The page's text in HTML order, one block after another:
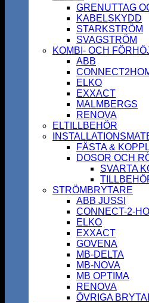
GRENUTTAG
KABELSKYDD
STARKSTRÖM
SVAGSTRÖM
KOMBI- OCH
ABB
ELKO
EXXACT
MALMBERGS
RENOVA
ELTILLBEHÖR
FÄSTA &
DOSOR OCH
SVARTA
STRÖMBRYTARE
ABB JUSSI
CONNECT-2-
ELKO
EXXACT
GOVENA
MB-DELTA
MB-NOVA
MB OPTIMA
RENOVA
ÖVRIGA